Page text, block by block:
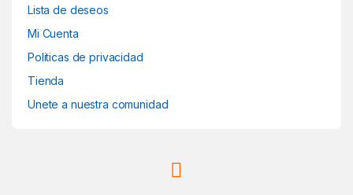
Lista de deseos
Mi Cuenta
Politicas de privacidad
Tienda
Unete a nuestra comunidad